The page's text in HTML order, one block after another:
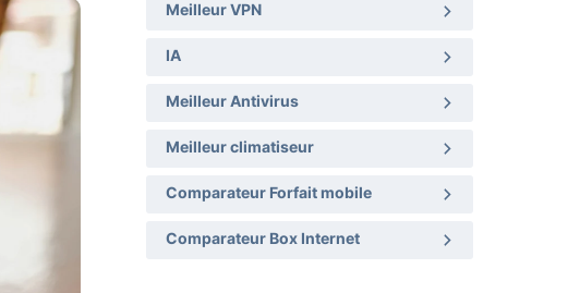
Meilleur VPN
IA
Meilleur Antivirus
Meilleur climatiseur
Comparateur Forfait mobile
Comparateur Box Internet